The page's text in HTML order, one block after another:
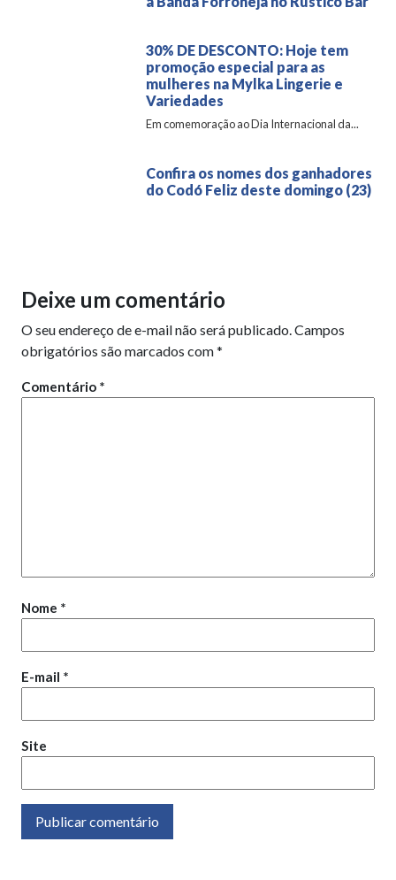
30% DE DESCONTO: Hoje tem
promoção especial para as
mulheres na Mylka Lingerie e
Variedades
Em comemoração ao Dia Internacional da...
Confira os nomes dos ganhadores
do Codó Feliz deste domingo (23)
Deixe um comentário
O seu endereço de e-mail não será publicado.Campos
obrigatórios são marcados com*
Comentário *
Nome *
E-mail *
Site